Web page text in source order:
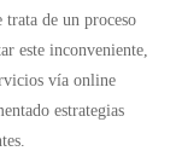
trata de un proceso
este inconveniente,
vía online
estrategias